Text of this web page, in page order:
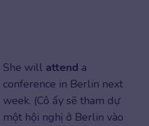
She will attend a
conference in Berlin next
week. (Cô ấy sẽ tham dự
một hội nghị ở Berlin vào